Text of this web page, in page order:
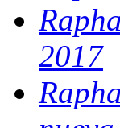
2017